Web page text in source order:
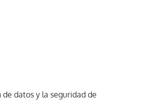
de datos y la seguridad de